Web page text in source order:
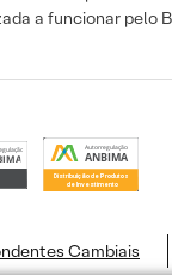
a funcionar pelo
Cambiais